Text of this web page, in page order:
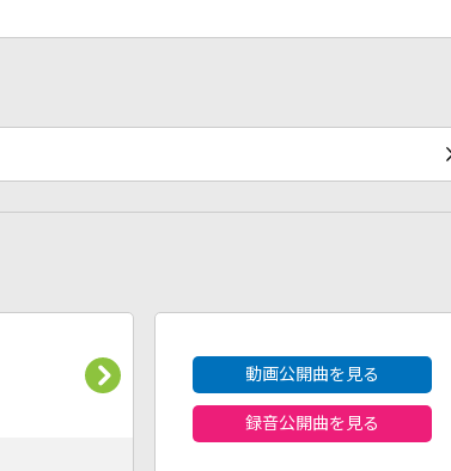
動画公開曲を見る
録音公開曲を見る